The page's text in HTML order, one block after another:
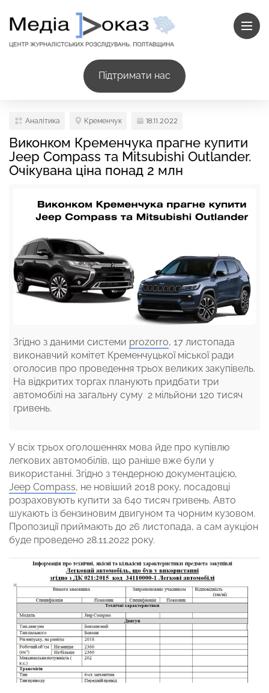
Підтримати нас
Аналітика Кременчук 18.11.2022
Виконком Кременчука прагне купити
Jeep Compass та Mitsubishi Outlander.
Очікувана ціна понад 2 млн
Згідно з даними системи prozorro, 17 листопада
виконавчий комітет Кременчуцької міської ради
оголосив про проведення трьох великих закупівель.
На відкритих торгах планують придбати три
автомобілі на загальну суму 2 мільйони 120 тисяч
гривень.
У всіх трьох оголошеннях мова йде про купівлю
легкових автомобілів, що раніше вже були у
використанні. Згідно з тендерною документацією,
Jeep Compass, не новіший 2018 року, посадовці
розраховують купити за 640 тисяч гривень. Авто
шукають із бензиновим двигуном та чорним кузовом.
Пропозиції приймають до 26 листопада, а сам аукціон
буде проведено 28.11.2022 року.